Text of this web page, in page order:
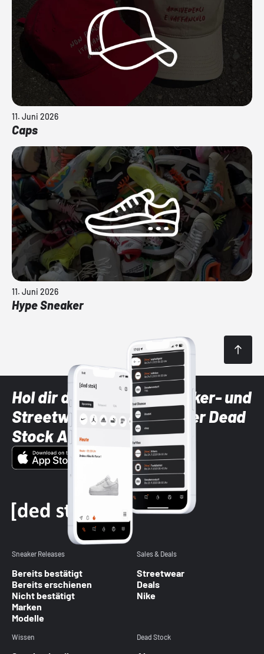
11. Juni 2026
Caps
11. Juni 2026
Hype Sneaker
Hol dir die neuesten Sneaker- und
Streetwear-Brands mit der Dead
Stock App
Sneaker Releases
Bereits bestätigt
Bereits erschienen
Nicht bestätigt
Marken
Modelle
Sales & Deals
Streetwear
Deals
Nike
Wissen Dead Stock